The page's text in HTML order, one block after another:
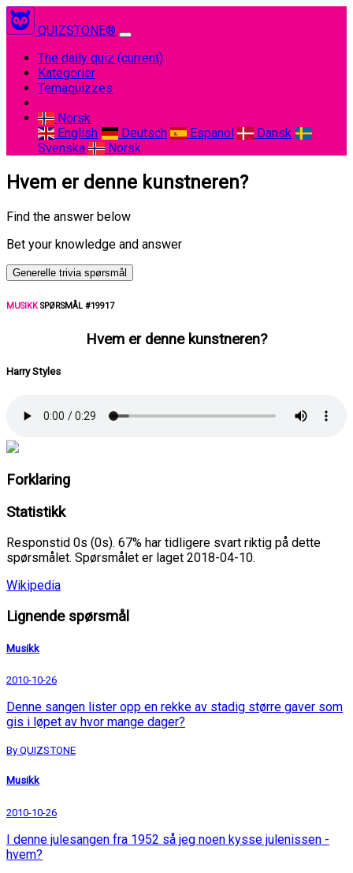
QUIZSTONE®
The daily quiz (current)
Kategorier
Temaquizzes
Norsk
English
Deutsch Espanol
Dansk
Svenska
Norsk
Hvem er denne kunstneren?
Find the answer below
Bet your knowledge and answer
Generelle trivia spørsmål
MUSIKKSPØRSMÅL #19917
Hvem er denne kunstneren?
Harry Styles
Forklaring
Statistikk
Responstid 0s (0s). 67% har tidligere svart riktig på dette
spørsmålet. Spørsmålet er laget 2018-04-10.
Wikipedia
Lignende spørsmål
Musikk
2010-10-26
Denne sangen lister opp en rekke av stadig større gaver som
gis i løpet av hvor mange dager?
By QUIZSTONE
Musikk
2010-10-26
I denne julesangen fra 1952 så jeg noen kysse julenissen -
hvem?